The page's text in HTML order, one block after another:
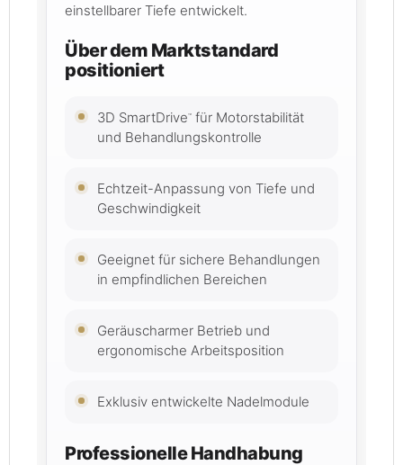
einstellbarer Tiefe entwickelt.
Über dem Marktstandard
positioniert
3D SmartDrive™ für Motorstabilität
und Behandlungskontrolle
Echtzeit-Anpassung von Tiefe und
Geschwindigkeit
Geeignet für sichere Behandlungen
in empfindlichen Bereichen
Geräuscharmer Betrieb und
ergonomische Arbeitsposition
Exklusiv entwickelte Nadelmodule
Professionelle Handhabung